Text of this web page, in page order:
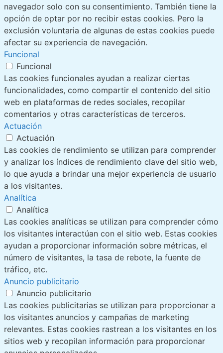
navegador solo con su consentimiento. También tiene la
opción de optar por no recibir estas cookies. Pero la
exclusión voluntaria de algunas de estas cookies puede
afectar su experiencia de navegación.
Funcional
Funcional
Las cookies funcionales ayudan a realizar ciertas
funcionalidades, como compartir el contenido del sitio
web en plataformas de redes sociales, recopilar
comentarios y otras características de terceros.
Actuación
Actuación
Las cookies de rendimiento se utilizan para comprender
y analizar los índices de rendimiento clave del sitio web,
lo que ayuda a brindar una mejor experiencia de usuario
a los visitantes.
Analítica
Analítica
Las cookies analíticas se utilizan para comprender cómo
los visitantes interactúan con el sitio web. Estas cookies
ayudan a proporcionar información sobre métricas, el
número de visitantes, la tasa de rebote, la fuente de
tráfico, etc.
Anuncio publicitario
Anuncio publicitario
Las cookies publicitarias se utilizan para proporcionar a
los visitantes anuncios y campañas de marketing
relevantes. Estas cookies rastrean a los visitantes en los
sitios web y recopilan información para proporcionar